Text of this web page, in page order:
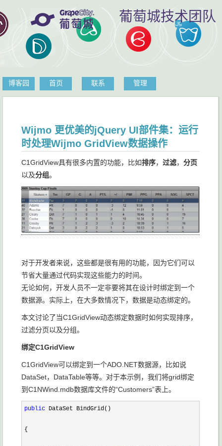
葡萄城技术团队
博客园 首页 联系 管理
Wijmo 更优美的jQuery UI部件集：运行
时处理Wijmo GridView数据操作
C1GridView具有很多内置的功能，比如排序， 过滤， 分页
以及分组。
对于开发者来说，这些都是很有用的功能，因为它们可以
节省大量通过代码实现这些能力的时间。
无论如何，开发人员不一定非要将其在设计时绑定到一个
数据源。实际上，在大多数情况下，数据是动态绑定的。
本文讨论了当C1GridView动态绑定数据时如何实现排序，
过滤分页以及分组。
绑定C1GridView
C1GridView可以绑定到一个ADO.NET数据源，比如说
DataSet，DataTable等等。对于本示例，我们将grid绑定
到C1NWind.mdb数据库文件的“Customers”表上。
public DataSet BindGrid()
{